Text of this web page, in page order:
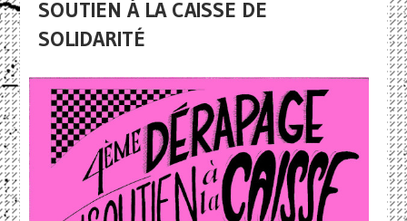
SOUTIEN À LA CAISSE DE
SOLIDARITÉ